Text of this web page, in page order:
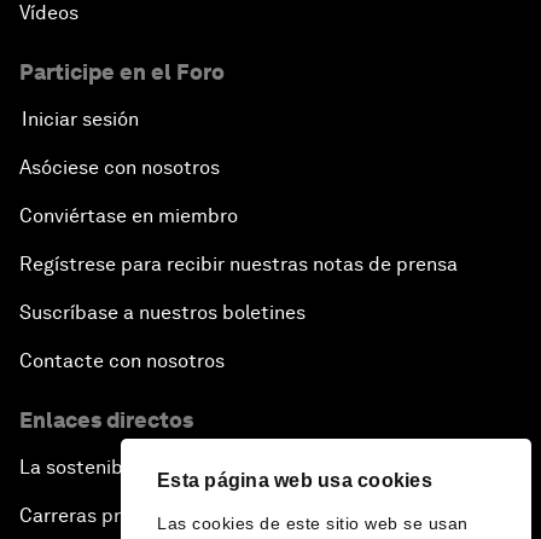
Esta página web usa cookies
Las cookies de este sitio web se usan
Vídeos
Participe en el Foro
Iniciar sesión
Asóciese con nosotros
Conviértase en miembro
Regístrese para recibir nuestras notas de prensa
Suscríbase a nuestros boletines
Contacte con nosotros
Enlaces directos
La sostenibilidad en el Foro
Carreras profesionales